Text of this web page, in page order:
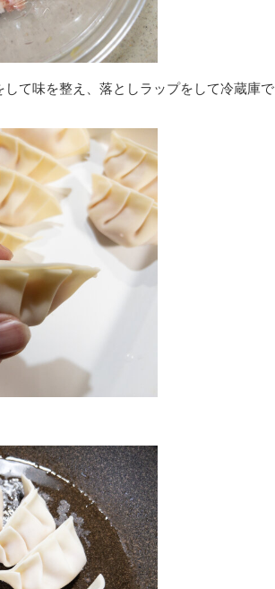
味を整え、落としラップをして冷蔵庫で